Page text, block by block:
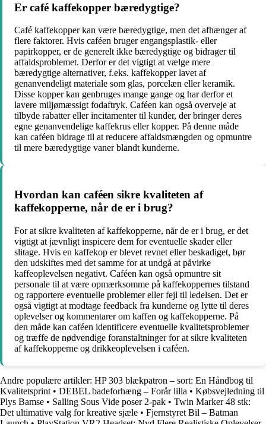
Er café kaffekopper bæredygtige?
Café kaffekopper kan være bæredygtige, men det afhænger af
flere faktorer. Hvis caféen bruger engangsplastik- eller
papirkopper, er de generelt ikke bæredygtige og bidrager til
affaldsproblemet. Derfor er det vigtigt at vælge mere
bæredygtige alternativer, f.eks. kaffekopper lavet af
genanvendeligt materiale som glas, porcelæn eller keramik.
Disse kopper kan genbruges mange gange og har derfor et
lavere miljømæssigt fodaftryk. Caféen kan også overveje at
tilbyde rabatter eller incitamenter til kunder, der bringer deres
egne genanvendelige kaffekrus eller kopper. På denne måde
kan caféen bidrage til at reducere affaldsmængden og opmuntre
til mere bæredygtige vaner blandt kunderne.
Hvordan kan caféen sikre kvaliteten af
kaffekopperne, når de er i brug?
For at sikre kvaliteten af kaffekopperne, når de er i brug, er det
vigtigt at jævnligt inspicere dem for eventuelle skader eller
slitage. Hvis en kaffekop er blevet revnet eller beskadiget, bør
den udskiftes med det samme for at undgå at påvirke
kaffeoplevelsen negativt. Caféen kan også opmuntre sit
personale til at være opmærksomme på kaffekoppernes tilstand
og rapportere eventuelle problemer eller fejl til ledelsen. Det er
også vigtigt at modtage feedback fra kunderne og lytte til deres
oplevelser og kommentarer om kaffen og kaffekopperne. På
den måde kan caféen identificere eventuelle kvalitetsproblemer
og træffe de nødvendige foranstaltninger for at sikre kvaliteten
af kaffekopperne og drikkeoplevelsen i caféen.
Andre populære artikler: HP 303 blækpatron – sort: En Håndbog til
Kvalitetsprint • DEBEL badeforhæng – Forår lilla • Købsvejledning til
Plys Bamse • Salling Sous Vide poser 2-pak • Twin Marker 48 stk:
Det ultimative valg for kreative sjæle • Fjernstyret Bil – Batman